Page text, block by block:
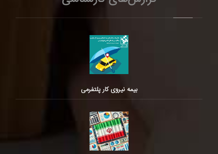
بیمه نیروی کار پلتفرمی